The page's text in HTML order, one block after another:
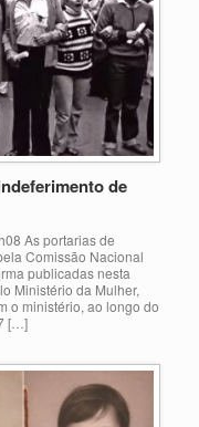
de
As portarias de
Comissão Nacional
publicadas nesta
Ministério da Mulher,
o ministério, ao longo do
[…]